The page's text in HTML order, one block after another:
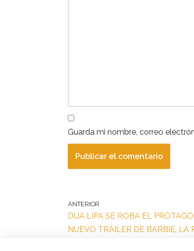
Guarda mi nombre, correo
ANTERIOR
DUA LIPA SE ROBA EL
NUEVO TRÁILER DE BARBIE, LA